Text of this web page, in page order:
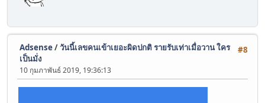
#8
Adsense/วันนี้เลขคนเข้าเยอะผิดปกติ รายรับเท่าเมื่อวาน ใคร
เป็นมั่ง
10 กุมภาพันธ์ 2019, 19:36:13